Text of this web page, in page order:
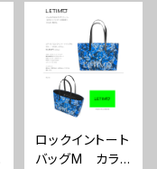
ロックイントート
バッグM カラ